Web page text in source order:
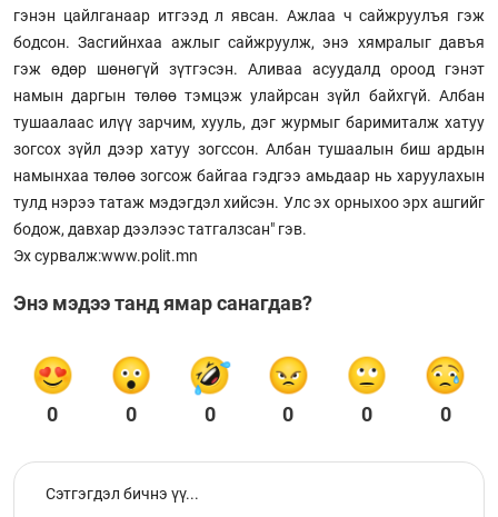
гэнэн цайлганаар итгээд л явсан. Ажлаа ч сайжруулъя гэж
бодсон. Засгийнхаа ажлыг сайжруулж, энэ хямралыг давъя
гэж өдөр шөнөгүй зүтгэсэн. Аливаа асуудалд ороод гэнэт
намын даргын төлөө тэмцэж улайрсан зүйл байхгүй. Албан
тушаалаас илүү зарчим, хууль, дэг журмыг баримиталж хатуу
зогсох зүйл дээр хатуу зогссон. Албан тушаалын биш ардын
намынхаа төлөө зогсож байгаа гэдгээ амьдаар нь харуулахын
тулд нэрээ татаж мэдэгдэл хийсэн. Улс эх орныхоо эрх ашгийг
бодож, давхар дээлээс татгалзсан" гэв.
Эх сурвалж:www.polit.mn
Энэ мэдээ танд ямар санагдав?
0 0 0 0 0 0